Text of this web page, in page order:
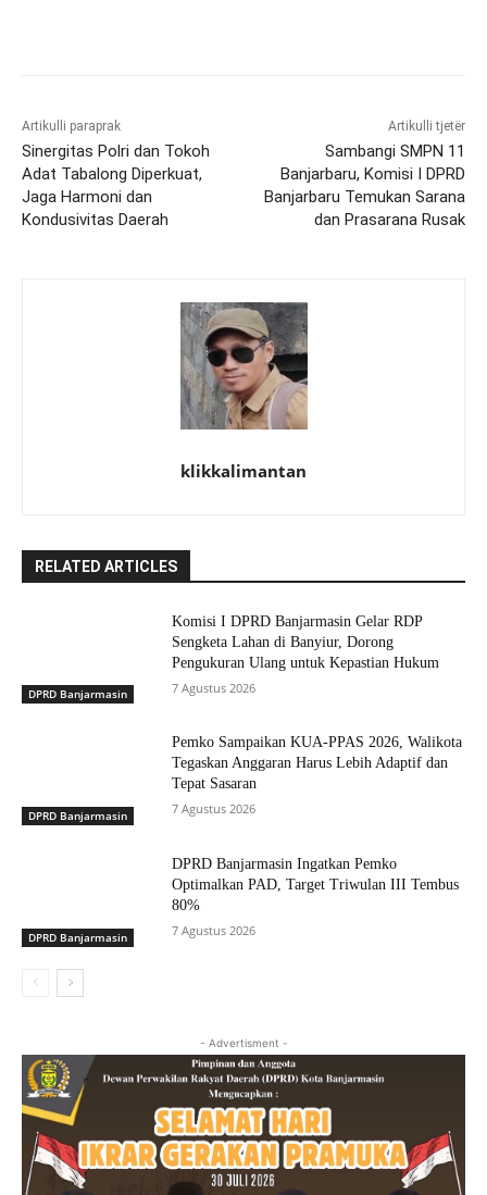
Artikulli paraprak
Sinergitas Polri dan Tokoh
Adat Tabalong Diperkuat,
Jaga Harmoni dan
Kondusivitas Daerah
Artikulli tjetër
Sambangi SMPN 11
Banjarbaru, Komisi I DPRD
Banjarbaru Temukan Sarana
dan Prasarana Rusak
klikkalimantan
RELATED ARTICLES
DPRD Banjarmasin
Komisi I DPRD Banjarmasin Gelar RDP
Sengketa Lahan di Banyiur, Dorong
Pengukuran Ulang untuk Kepastian Hukum
7 Agustus 2026
DPRD Banjarmasin
Pemko Sampaikan KUA-PPAS 2026, Walikota
Tegaskan Anggaran Harus Lebih Adaptif dan
Tepat Sasaran
7 Agustus 2026
DPRD Banjarmasin
DPRD Banjarmasin Ingatkan Pemko
Optimalkan PAD, Target Triwulan III Tembus
80%
7 Agustus 2026
- Advertisment -